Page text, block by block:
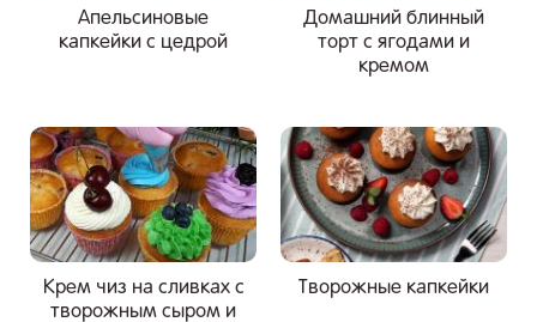
Апельсиновые
капкейки с цедрой
Домашний блинный
торт с ягодами и
кремом
Крем чиз на сливках с
творожным сыром и
Творожные капкейки